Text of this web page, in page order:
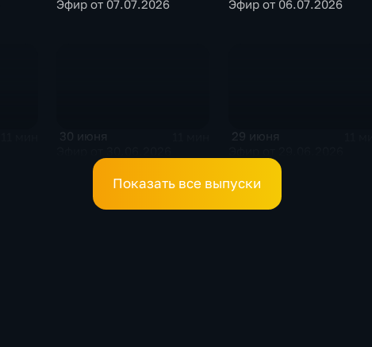
Эфир от 07.07.2026
Эфир от 06.07.2026
30 июня 29 июня
Показать все выпуски